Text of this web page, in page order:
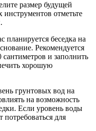
размер будущей
отметьте
планируется беседка на
Рекомендуется
и заполнить
хорошую
грунтовых вод на
на возможность
Если уровень воды
для